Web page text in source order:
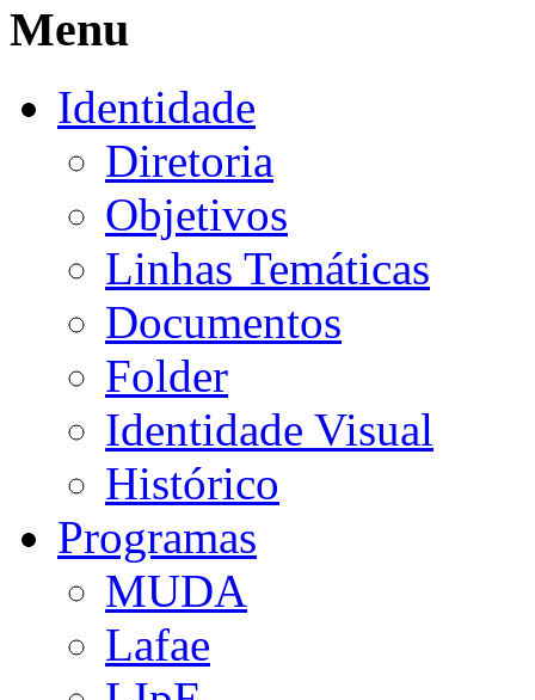
Menu
Identidade
Diretoria
Objetivos
Linhas Temáticas
Documentos
Folder
Identidade Visual
Histórico
Programas
MUDA
Lafae